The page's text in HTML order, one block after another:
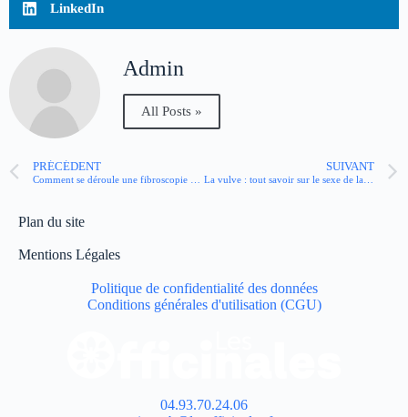
LinkedIn
Admin
All Posts »
PRÉCÉDENT SUIVANT
La vulve : tout savoir sur le sexe de la femme
Plan du site
Mentions Légales
Politique de confidentialité des données
Conditions générales d'utilisation (CGU)
04.93.70.24.06